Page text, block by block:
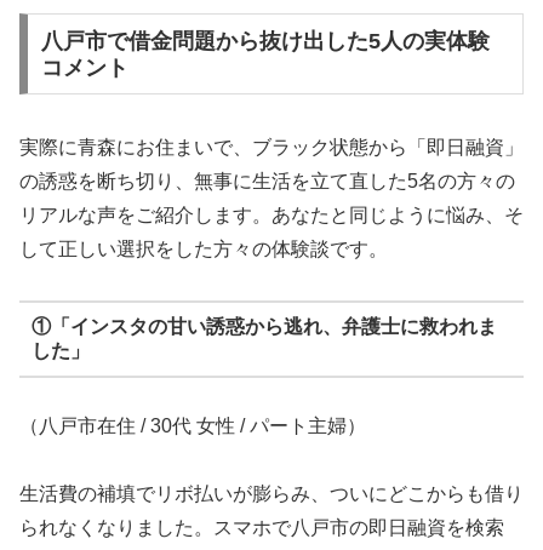
八戸市で借金問題から抜け出した5人の実体験
コメント
実際に青森にお住まいで、ブラック状態から「即日融資」
の誘惑を断ち切り、無事に生活を立て直した5名の方々の
リアルな声をご紹介します。あなたと同じように悩み、そ
して正しい選択をした方々の体験談です。
①「インスタの甘い誘惑から逃れ、弁護士に救われま
した」
（八戸市在住 / 30代 女性 / パート主婦）
生活費の補填でリボ払いが膨らみ、ついにどこからも借り
られなくなりました。スマホで八戸市の即日融資を検索